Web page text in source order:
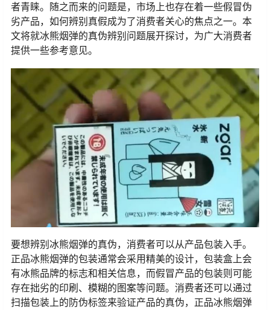
者青睐。随之而来的问题是，市场上也存在着一些假冒伪
劣产品，如何辨别真假成为了消费者关心的焦点之一。本
文将就冰熊烟弹的真伪辨别问题展开探讨，为广大消费者
提供一些参考意见。
要想辨别冰熊烟弹的真伪，消费者可以从产品包装入手。
正品冰熊烟弹的包装通常会采用精美的设计，包装盒上会
有冰熊品牌的标志和相关信息，而假冒产品的包装则可能
存在拙劣的印刷、模糊的图案等问题。消费者还可以通过
扫描包装上的防伪标签来验证产品的真伪，正品冰熊烟弹